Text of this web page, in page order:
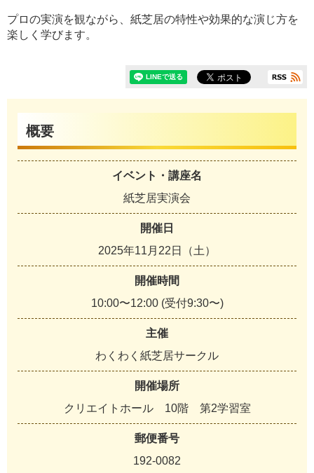
プロの実演を観ながら、紙芝居の特性や効果的な演じ方を
楽しく学びます。
概要
イベント・講座名
紙芝居実演会
開催日
2025年11月22日（土）
開催時間
10:00〜12:00 (受付9:30〜)
主催
わくわく紙芝居サークル
開催場所
クリエイトホール 10階 第2学習室
郵便番号
192-0082